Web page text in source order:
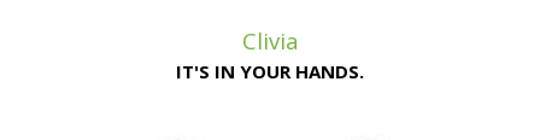
Clivia
IT'S IN YOUR HANDS.